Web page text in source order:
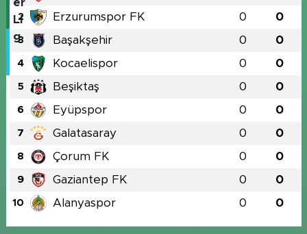
2 Erzurumspor FK 0 0
3 Başakşehir 0 0
4 Kocaelispor 0 0
5 Beşiktaş 0 0
6 Eyüpspor 0 0
7 Galatasaray 0 0
8 Çorum FK 0 0
9 Gaziantep FK 0 0
10 Alanyaspor 0 0